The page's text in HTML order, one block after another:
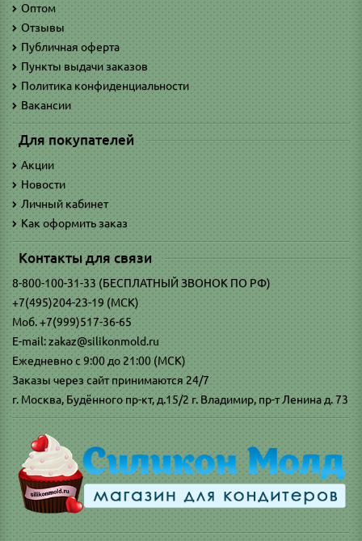
Оптом
Отзывы
Публичная оферта
Пункты выдачи заказов
Политика конфиденциальности
Вакансии
Для покупателей
Акции
Новости
Личный кабинет
Как оформить заказ
Контакты для связи
8-800-100-31-33 (БЕСПЛАТНЫЙ ЗВОНОК ПО РФ)
+7(495)204-23-19 (МСК)
Моб. +7(999)517-36-65
E-mail: zakaz@silikonmold.ru
Ежедневно с 9:00 до 21:00 (МСК)
Заказы через сайт принимаются 24/7
г. Москва, Будённого пр-кт, д.15/2 г. Владимир, пр-т Ленина д. 73